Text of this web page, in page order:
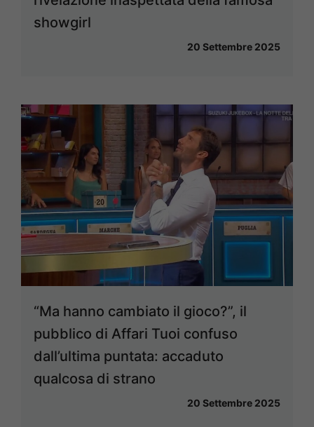
showgirl
20 Settembre 2025
“Ma hanno cambiato il gioco?”, il
pubblico di Affari Tuoi confuso
dall’ultima puntata: accaduto
qualcosa di strano
20 Settembre 2025